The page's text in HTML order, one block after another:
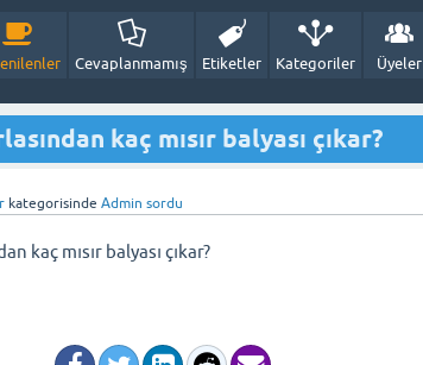
Cevaplanmamış Etiketler Kategoriler Üyeler
kaç mısır balyası çıkar?
kategorisinde Admin sordu
kaç mısır balyası çıkar?